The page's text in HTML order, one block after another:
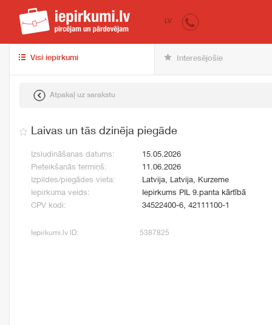
iepirkumi.lv
LV
Visi iepirkumi Interesējošie
Atpakaļ uz sarakstu
Laivas un tās dzinēja piegāde
Izsludināšanas datums:
15.05.2026
Pieteikšanās termiņš:
11.06.2026
Izpildes/piegādes vieta:
Latvija, Latvija, Kurzeme
Iepirkuma veids:
Iepirkums PIL 9.panta kārtībā
CPV kodi:
34522400-6, 42111100-1
Iepirkumi.lv ID: 5387825